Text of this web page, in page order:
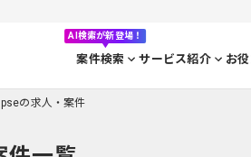
AI検索が新登場！
案件検索 サービス紹介 お
の求人・案件